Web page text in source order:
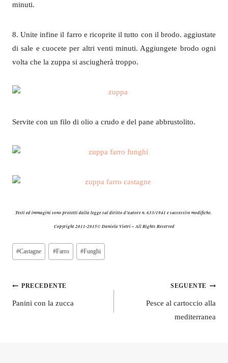
minuti.
8. Unite infine il farro e ricoprite il tutto con il brodo. aggiustate
di sale e cuocete per altri venti minuti. Aggiungete brodo ogni
volta che la zuppa si asciugherà troppo.
Servite con un filo di olio a crudo e del pane abbrustolito.
Testi ed immagini sono protetti dalla legge sul diritto d’autore n. 633/1941 e successive modifiche.
Copyright 2011-2015© Daniela Vietri – All Rights Reserved
Tag
articolo:
#Castagne #Farro #Funghi
Navigazione
articoli
PRECEDENTE
Panini con la zucca
SEGUENTE
Pesce al cartoccio alla
mediterranea